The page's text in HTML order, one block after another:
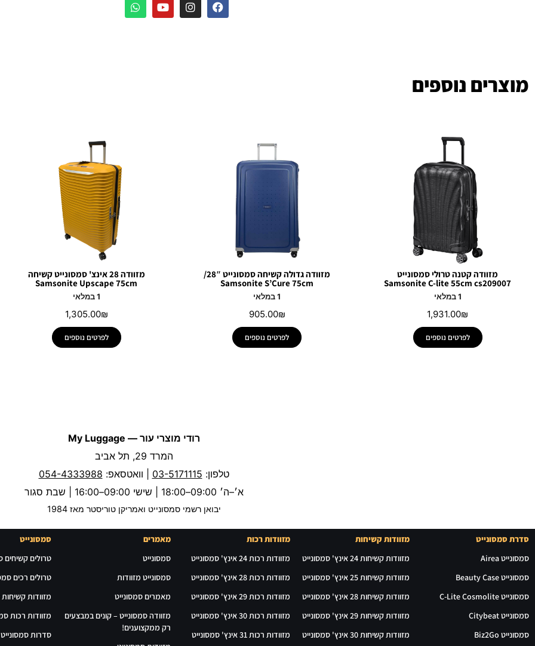
מוצרים נוספים
מזוודה קטנה טרולי סמסונייט
Samsonite C-lite 55cm cs209007
1 במלאי
1,931.00₪
לפרטים נוספים
מזוודה גדולה קשיחה סמסונייט 28″/
Samsonite S’Cure 75cm
1 במלאי
905.00₪
לפרטים נוספים
מזוודה 28 אינצ' סמסונייט קשיחה
Samsonite Upscape 75cm
1 במלאי
1,305.00₪
לפרטים נוספים
רודי מוצרי עור — My Luggage
המרד 29, תל אביב
טלפון: 03-5171115 | וואטסאפ: 054-4333988
א׳–ה׳ 09:00–18:00 | שישי 09:00–16:00 | שבת סגור
יבואן רשמי סמסונייט ואמריקן טוריסטר מאז 1984
סדרת סמסונייט
סמסונייט Airea
סמסונייט Beauty Case
סמסונייט C-Lite Cosmolite
סמסונייט Citybeat
סמסונייט Biz2Go
מזוודות קשיחות
מזוודות קשיחות 24 אינץ' סמסונייט
מזוודות קשיחות 25 אינץ' סמסונייט
מזוודות קשיחות 28 אינץ' סמסונייט
מזוודות קשיחות 29 אינץ' סמסונייט
מזוודות קשיחות 30 אינץ' סמסונייט
מזוודות רכות
מזוודות רכות 24 אינץ' סמסונייט
מזוודות רכות 28 אינץ' סמסונייט
מזוודות רכות 29 אינץ' סמסונייט
מזוודות רכות 30 אינץ' סמסונייט
מזוודות רכות 31 אינץ' סמסונייט
מאמרים
סמסונייט
סמסונייט מזוודות
מאמרים סמסונייט
מזוודה סמסונייט – קונים במבצעים
רק ממקצוענים!
סמסונייט
טרולים קשיחים
טרולים רכים
מזוודות קשיחות
מזוודות רכות
סדרות סמסונייט